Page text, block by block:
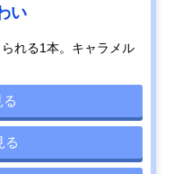
い
れる1本。キャラメル
る